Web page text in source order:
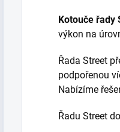
Kotouče řady
výkon na
Řada Street
podpořenou
Nabízíme
Řadu Street